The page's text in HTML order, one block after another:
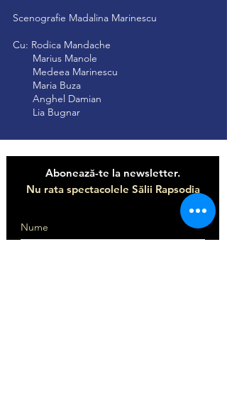
Scenografie Madalina Marinescu
Cu: Rodica Mandache
Marius Manole
Medeea Marinescu
Maria Buza
Anghel Damian
Lia Bugnar
Abonează-te la newsletter.
Nu rata spectacolele Sălii Rapsodia